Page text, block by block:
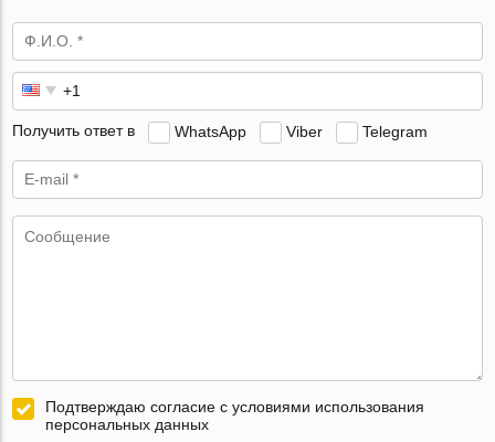
Получить ответ в WhatsApp Viber Telegram
Подтверждаю согласие с условиями использования
персональных данных